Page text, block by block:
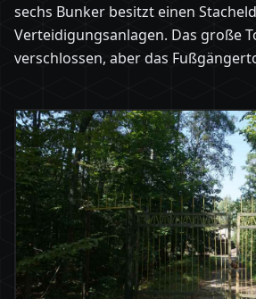
sechs Bunker besitzt einen
Verteidigungsanlagen. Das große
verschlossen, aber das